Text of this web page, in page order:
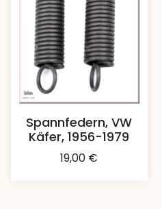
Spannfedern, VW
Käfer, 1956-1979
19,00 €